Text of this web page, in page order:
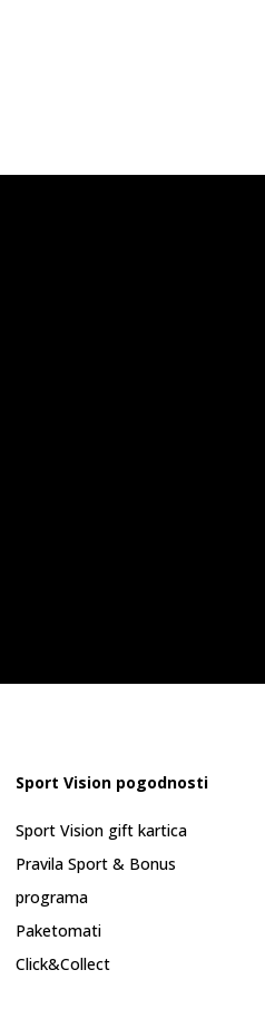
Sport Vision pogodnosti
Sport Vision gift kartica
Pravila Sport & Bonus
programa
Paketomati
Click&Collect